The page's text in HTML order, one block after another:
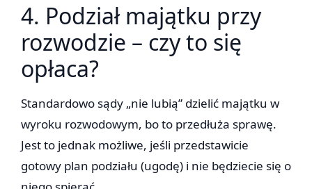
4. Podział majątku przy
rozwodzie – czy to się
opłaca?
Standardowo sądy „nie lubią” dzielić majątku w
wyroku rozwodowym, bo to przedłuża sprawę.
Jest to jednak możliwe, jeśli przedstawicie
gotowy plan podziału (ugodę) i nie będziecie się o